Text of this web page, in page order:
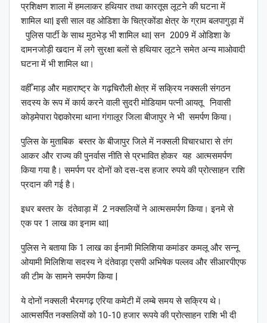
प्रशिक्षण शाला में हमलाकर हथियार तथा कारतूस लूटने की घटना में
शामिल था| इसी साल वह ओडिशा के चित्रकोंडा क्षेत्र के ग्राम बलपागुड़ा में
पुलिस पार्टी के साथ मुठभेड़ भी शामिल था| सन 2009 में ओडिशा के
दामनजोड़ी खदान में लगे सुरक्षा बलों से हथियार लूटने समेत अन्य माओवादी
घटना में भी शामिल था।
वहीँ माड़ और महाराष्ट्र के गढ़चिरौली क्षेत्र में सक्रिय नक्सली संगठन
सदस्य के रूप में कार्य करने वाली सुदरी मोडियाम पत्नी आयतू निवासी
कोड़मेपारा पेद्दाकोरमा थाना गंगालूर जिला बीजापुर ने भी समर्पण किया।
पुलिस के मुताबिक बस्तर के बीजापुर जिले में नक्सली विचारधारा से तंग
आकर और राज्य की पुनर्वास नीति से प्रभावित होकर यह आत्मसमर्पण
किया गया है। समर्पण पर दोनों को दस-दस हजार रुपये की प्रोत्साहन राशि
प्रदान की गई है।
इधर बस्तर के दंतेवाड़ा में 2 नक्सलियों ने आत्मसमर्पण किया। इनमे से
एक पर 1 लाख का इनाम था|
पुलिस ने बताया कि 1 लाख का ईनामी मिलिशिया कमांडर कमलू और सन्नू
ओयामी मिलिशिया सदस्य ने दंतेवाड़ा एसपी अभिषेक पल्लव और सीआरपीएफ
की टीम के सामने समर्पण किया |
ये दोनों नक्सली भैरमगढ़ एरिया कमेटी में लम्बे समय से सक्रिय थे।
आत्मसर्पित नक्सलियों को 10-10 हजार रूपये की प्रोत्साहन राशि भी दी